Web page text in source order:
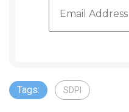
Tags: SDPI